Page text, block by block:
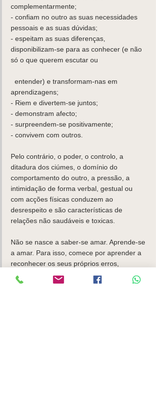
complementarmente;
- confiam no outro as suas necessidades
pessoais e as suas dúvidas;
- espeitam as suas diferenças,
disponibilizam-se para as conhecer (e não
só o que querem escutar ou
aprendizagens;
- Riem e divertem-se juntos;
- demonstram afecto;
- surpreendem-se positivamente;
- convivem com outros.
Pelo contrário, o poder, o controlo, a
ditadura dos ciúmes, o domínio do
comportamento do outro, a pressão, a
intimidação de forma verbal, gestual ou
com acções físicas conduzem ao
desrespeito e são características de
relações não saudáveis e toxicas.
Não se nasce a saber-se amar. Aprende-se
a amar. Para isso, comece por aprender a
reconhecer os seus próprios erros,
comunique, não se perca a fantasiar,
reavalie as suas expectativas com base no